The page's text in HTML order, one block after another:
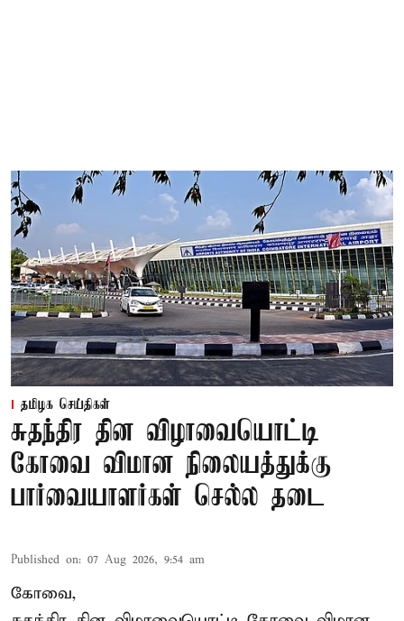
தமிழக செய்திகள்
சுதந்திர தின விழாவையொட்டி
கோவை விமான நிலையத்துக்கு
பார்வையாளர்கள் செல்ல தடை
Published on: 07 Aug 2026, 9:54 am
கோவை,